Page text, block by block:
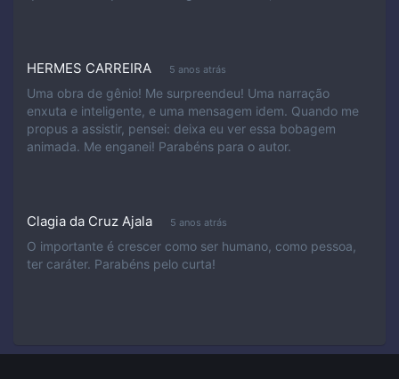
HERMES CARREIRA 5 anos atrás
Uma obra de gênio! Me surpreendeu! Uma narração
enxuta e inteligente, e uma mensagem idem. Quando me
propus a assistir, pensei: deixa eu ver essa bobagem
animada. Me enganei! Parabéns para o autor.
Clagia da Cruz Ajala 5 anos atrás
O importante é crescer como ser humano, como pessoa,
ter caráter. Parabéns pelo curta!